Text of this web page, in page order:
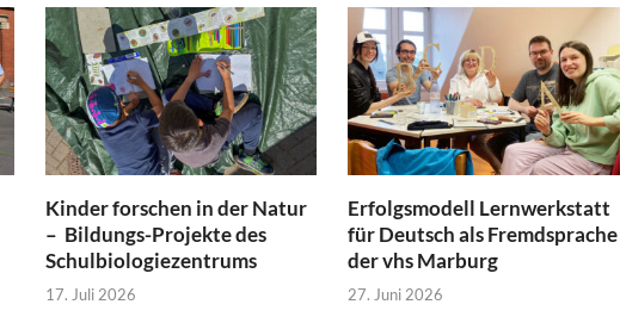
Kinder forschen in der Natur
– Bildungs-Projekte des
Schulbiologiezentrums
17. Juli 2026
Erfolgsmodell Lernwerkstatt
für Deutsch als Fremdsprache
der vhs Marburg
27. Juni 2026